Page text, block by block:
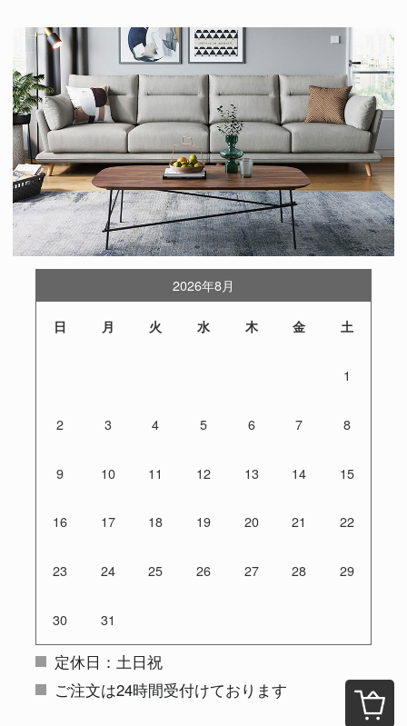
2026年8月
日 月 火 水 木 金 土
1
2 3 4 5 6 7 8
9 10 11 12 13 14 15
16 17 18 19 20 21 22
23 24 25 26 27 28 29
30 31
定休日：土日祝
ご注文は24時間受付けております